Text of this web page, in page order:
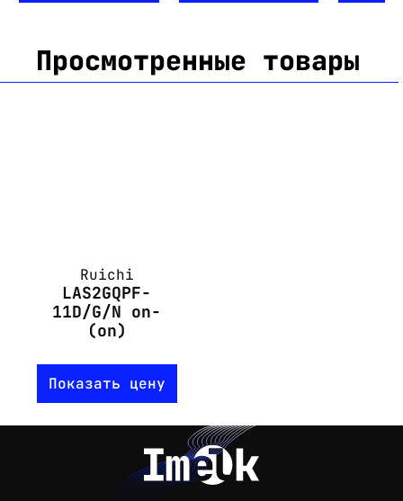
Просмотренные товары
Ruichi
LAS2GQPF-
11D/G/N on-
(on)
Показать цену